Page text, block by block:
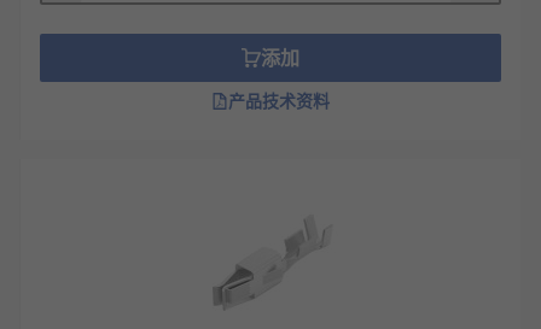
添加
产品技术资料